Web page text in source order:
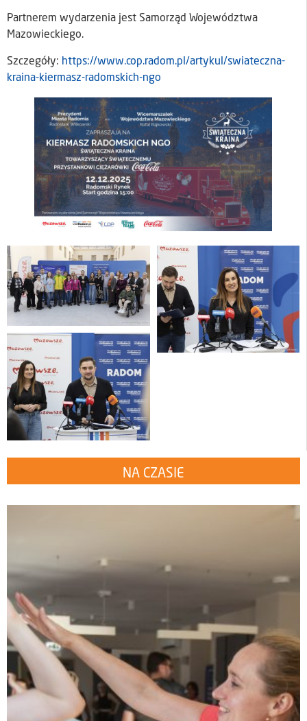
Partnerem wydarzenia jest Samorząd Województwa
Mazowieckiego.
Szczegóły: https://www.cop.radom.pl/artykul/swiateczna-
kraina-kiermasz-radomskich-ngo
NA CZASIE